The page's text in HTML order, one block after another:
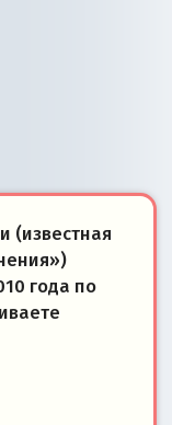
(известная
года по